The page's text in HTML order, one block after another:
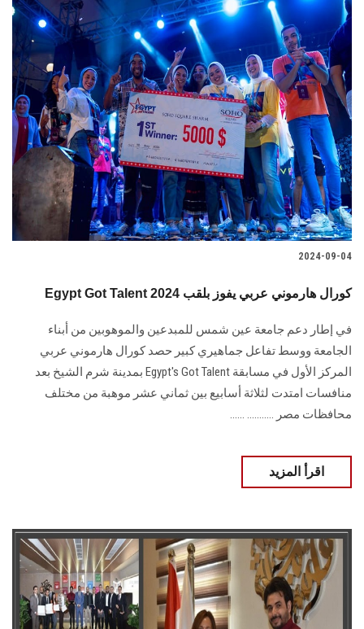
2024-09-04
Egypt Got Talent 2024 كورال هارموني عربي يفوز بلقب
في إطار دعم جامعة عين شمس للمبدعين والموهوبين ‏من أبناء
الجامعة ووسط تفاعل جماهيري كبير حصد كورال هارموني عربي
المركز الأول في ‏مسابقة‎ Egypt's Got Talent ‎بمدينة شرم الشيخ بعد
منافسات امتدت لثلاثة أسابيع بين ثماني ‏عشر موهبة من مختلف
محافظات مصر‎. ‎.......... ......
اقرأ المزيد